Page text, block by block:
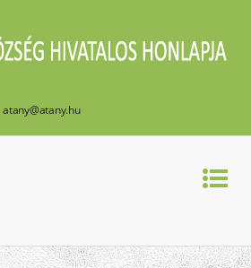
atany@atany.hu